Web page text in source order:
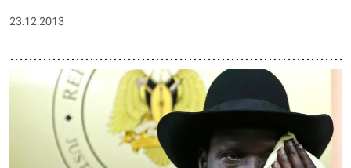
23.12.2013